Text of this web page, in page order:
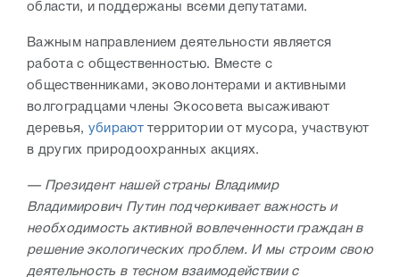
области, и поддержаны всеми депутатами.
Важным направлением деятельности является
работа с общественностью. Вместе с
общественниками, эковолонтерами и активными
волгоградцами члены Экосовета высаживают
деревья, убираюттерритории от мусора, участвуют
в других природоохранных акциях.
— Президент нашей страны Владимир
Владимирович Путин подчеркивает важность и
необходимость активной вовлеченности граждан в
решение экологических проблем. И мы строим свою
деятельность в тесном взаимодействии с